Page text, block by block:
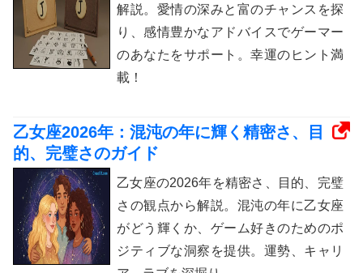
解説。愛情の深みと富のチャンスを探
り、感情豊かなアドバイスでゲーマー
のあなたをサポート。幸運のヒント満
載！
乙女座2026年：混沌の年に輝く精密さ、目
的、完璧さのガイド
乙女座の2026年を精密さ、目的、完璧
さの観点から解説。混沌の年に乙女座
がどう輝くか、ゲーム好きのためのポ
ジティブな洞察を提供。運勢、キャリ